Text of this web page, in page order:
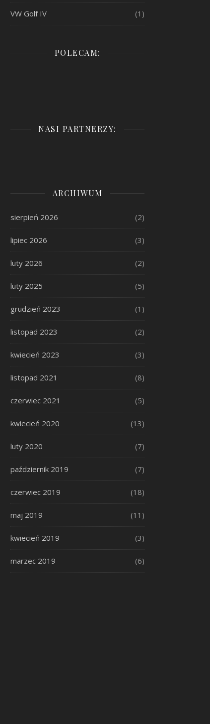
VW Golf IV (1)
POLECAM:
NASI PARTNERZY:
ARCHIWUM
sierpień 2026 (2)
lipiec 2026 (3)
luty 2026 (2)
luty 2025 (5)
grudzień 2023 (1)
listopad 2023 (2)
kwiecień 2023 (3)
listopad 2021 (8)
czerwiec 2021 (5)
kwiecień 2020 (13)
luty 2020 (7)
październik 2019 (7)
czerwiec 2019 (18)
maj 2019 (11)
kwiecień 2019 (3)
marzec 2019 (6)